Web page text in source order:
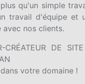
qu'un simple
travail d'équipe et
avec nos clients.
CRÉATEUR DE
votre domaine !